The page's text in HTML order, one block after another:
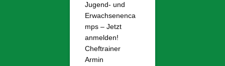
Jugend- und
Erwachsenenca
mps – Jetzt
anmelden!
Cheftrainer
Armin